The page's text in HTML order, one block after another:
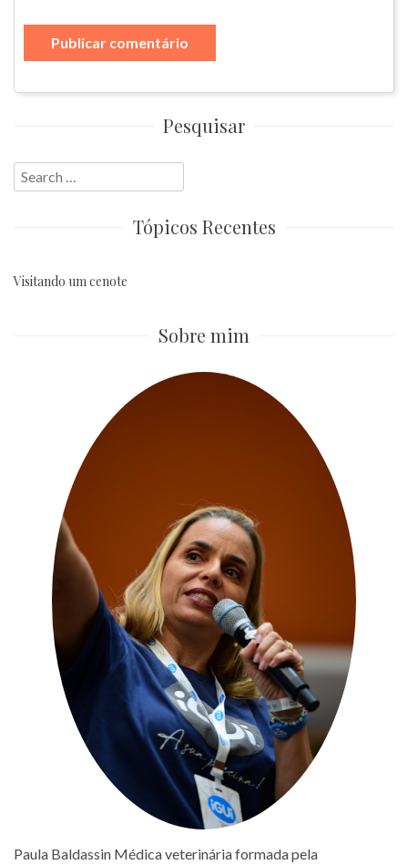
Pesquisar
Search
for:
Tópicos Recentes
Visitando um cenote
Sobre mim
Paula Baldassin Médica veterinária formada pela